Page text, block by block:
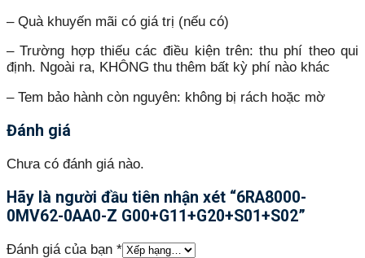
– Quà khuyến mãi có giá trị (nếu có)
– Trường hợp thiếu các điều kiện trên: thu phí theo qui
định. Ngoài ra, KHÔNG thu thêm bất kỳ phí nào khác
– Tem bảo hành còn nguyên: không bị rách hoặc mờ
Đánh giá
Chưa có đánh giá nào.
Hãy là người đầu tiên nhận xét “6RA8000-
0MV62-0AA0-Z G00+G11+G20+S01+S02”
Đánh giá của bạn *